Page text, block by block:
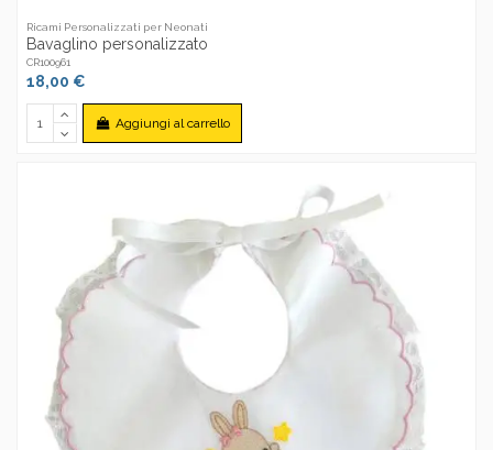
Ricami Personalizzati per Neonati
Bavaglino personalizzato
CR100961
18,00 €
Aggiungi al carrello